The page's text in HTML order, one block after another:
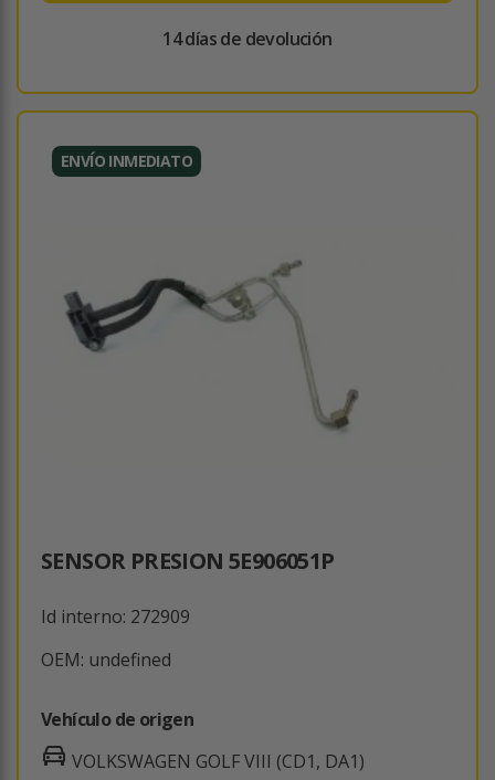
14 días de devolución
ENVÍO INMEDIATO
SENSOR PRESION 5E906051P
Id interno: 272909
OEM: undefined
Vehículo de origen
VOLKSWAGEN GOLF VIII (CD1, DA1)